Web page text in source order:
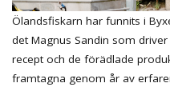
Ölandsfiskarn har funnits i
det Magnus Sandin som
recept och de förädlade
framtagna genom år av